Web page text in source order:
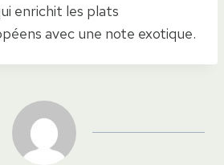
enrichit les plats
avec une note exotique.